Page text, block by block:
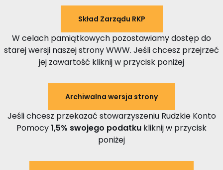
Skład Zarządu RKP
W celach pamiątkowych pozostawiamy dostęp do
starej wersji naszej strony WWW. Jeśli chcesz przejrzeć
jej zawartość kliknij w przycisk poniżej
Archiwalna wersja strony
Jeśli chcesz przekazać stowarzyszeniu Rudzkie Konto
Pomocy1,5% swojego podatku kliknij w przycisk
poniżej